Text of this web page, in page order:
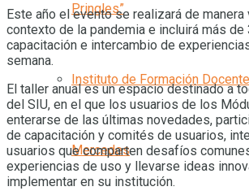
Pringles”
Instituto de Formación
Mercedes
Este año el evento se realizará de manera
contexto de la pandemia e incluirá más
capacitación e intercambio de
semana.
El taller anual es un espacio destinado a
del SIU, en el que los usuarios de los
enterarse de las últimas novedades,
de capacitación y comités de usuarios,
usuarios que comparten desafíos
experiencias de uso y llevarse ideas
implementar en su institución.